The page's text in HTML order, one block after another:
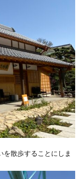
を散歩することにしま